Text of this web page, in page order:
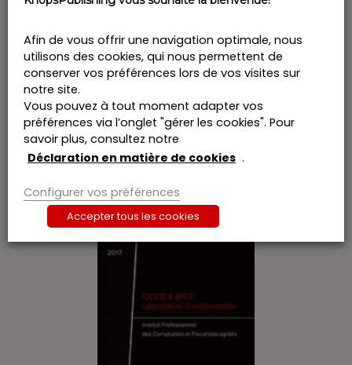
Code Civil 2017
€55,00 6% TVA incl.
Commander
Afin de vous offrir une navigation optimale, nous
utilisons des cookies, qui nous permettent de
conserver vos préférences lors de vos visites sur
notre site.
Vous pouvez à tout moment adapter vos
préférences via l’onglet "gérer les cookies". Pour
savoir plus, consultez notre
Déclaration en matière de cookies .
Configurer vos préférences
Accepter tous les cookies